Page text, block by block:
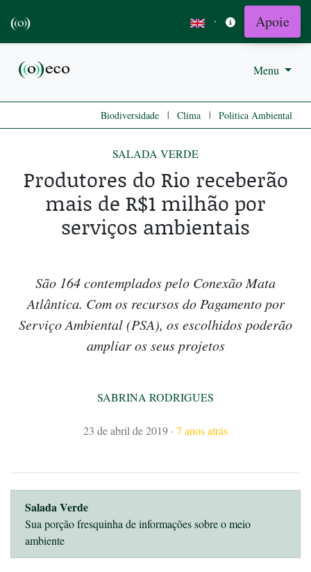
· Apoie
Menu
Biodiversidade | Clima | Politica Ambiental
SALADA VERDE
Produtores do Rio receberão
mais de R$1 milhão por
serviços ambientais
São 164 contemplados pelo Conexão Mata
Atlântica. Com os recursos do Pagamento por
Serviço Ambiental (PSA), os escolhidos poderão
ampliar os seus projetos
SABRINA RODRIGUES
23 de abril de 2019 · 7 anos atrás
Salada Verde
Sua porção fresquinha de informações sobre o meio
ambiente